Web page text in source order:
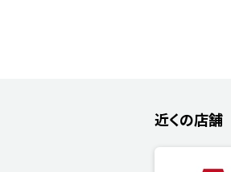
近くの店舗